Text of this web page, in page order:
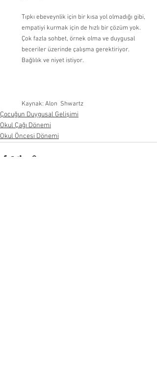
Tıpkı ebeveynlik için bir kısa yol olmadığı gibi,
empatiyi kurmak için de hızlı bir çözüm yok.
Çok fazla sohbet, örnek olma ve duygusal
beceriler üzerinde çalışma gerektiriyor.
Bağlılık ve niyet istiyor.
Kaynak: Alon  Shwartz
Çocuğun Duygusal Gelişimi
Okul Çağı Dönemi
Okul Öncesi Dönemi